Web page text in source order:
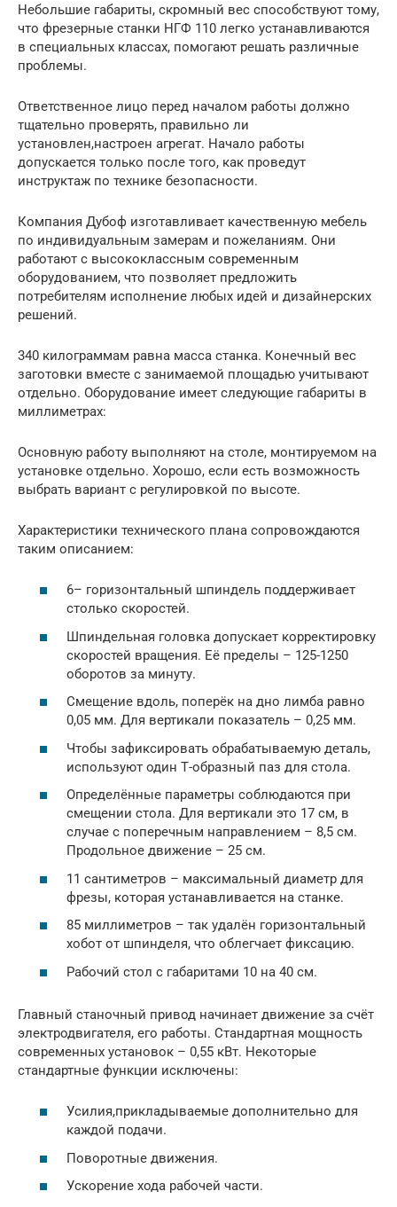
Небольшие габариты, скромный вес способствуют тому,
что фрезерные станки НГФ 110 легко устанавливаются
в специальных классах, помогают решать различные
проблемы.
Ответственное лицо перед началом работы должно
тщательно проверять, правильно ли
установлен,настроен агрегат. Начало работы
допускается только после того, как проведут
инструктаж по технике безопасности.
Компания Дубоф изготавливает качественную мебель
по индивидуальным замерам и пожеланиям. Они
работают с высококлассным современным
оборудованием, что позволяет предложить
потребителям исполнение любых идей и дизайнерских
решений.
340 килограммам равна масса станка. Конечный вес
заготовки вместе с занимаемой площадью учитывают
отдельно. Оборудование имеет следующие габариты в
миллиметрах:
Основную работу выполняют на столе, монтируемом на
установке отдельно. Хорошо, если есть возможность
выбрать вариант с регулировкой по высоте.
Характеристики технического плана сопровождаются
таким описанием:
6– горизонтальный шпиндель поддерживает
столько скоростей.
Шпиндельная головка допускает корректировку
скоростей вращения. Её пределы – 125-1250
оборотов за минуту.
Смещение вдоль, поперёк на дно лимба равно
0,05 мм. Для вертикали показатель – 0,25 мм.
Чтобы зафиксировать обрабатываемую деталь,
используют один Т-образный паз для стола.
Определённые параметры соблюдаются при
смещении стола. Для вертикали это 17 см, в
случае с поперечным направлением – 8,5 см.
Продольное движение – 25 см.
11 сантиметров – максимальный диаметр для
фрезы, которая устанавливается на станке.
85 миллиметров – так удалён горизонтальный
хобот от шпинделя, что облегчает фиксацию.
Рабочий стол с габаритами 10 на 40 см.
Главный станочный привод начинает движение за счёт
электродвигателя, его работы. Стандартная мощность
современных установок – 0,55 кВт. Некоторые
стандартные функции исключены:
Усилия,прикладываемые дополнительно для
каждой подачи.
Поворотные движения.
Ускорение хода рабочей части.